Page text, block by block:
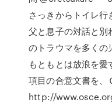
さっきからトイレ
父と息子の対話と別
のトラウマを多くの
もともとは放浪を愛
項目の合意文書を
http://